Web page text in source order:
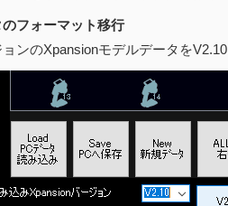
のフォーマット移行
のXpansionモデルデータをV2.10